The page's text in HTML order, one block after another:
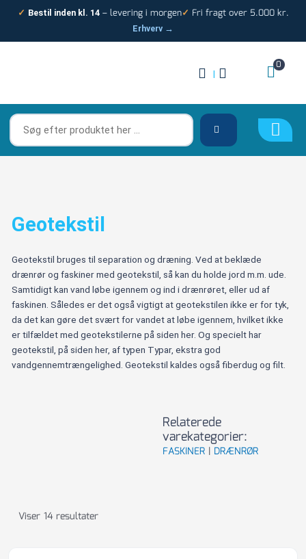
✓ Bestil inden kl. 14– levering i morgen✓ Fri fragt over 5.000 kr.
Erhverv →
|
0
Søg
efter
produktet
Geotekstil
Geotekstil bruges til separation og dræning. Ved at beklæde
drænrør og faskiner med geotekstil, så kan du holde jord m.m. ude.
Samtidigt kan vand løbe igennem og ind i drænrøret, eller ud af
faskinen. Således er det også vigtigt at geotekstilen ikke er for tyk,
da det kan gøre det svært for vandet at løbe igennem, hvilket ikke
er tilfældet med geotekstilerne på siden her. Og specielt har
geotekstil, på siden her, af typen Typar, ekstra god
vandgennemtrængelighed. Geotekstil kaldes også fiberdug og filt.
Relaterede
varekategorier:
FASKINER | DRÆNRØR
Viser 14 resultater